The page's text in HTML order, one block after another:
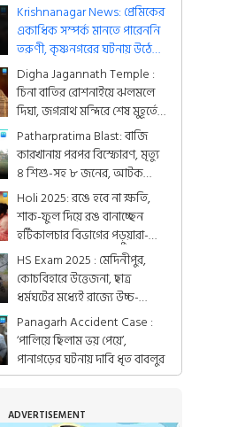
Krishnanagar News: প্রেমিকের
একাধিক সম্পর্ক মানতে পারেননি
তরুণী, কৃষ্ণনগরের ঘটনায় উঠে
আসছে কেরোসিন তত্ত্ব
Digha Jagannath Temple :
চিনা বাতির রোশনাইয়ে ঝলমলে
দিঘা, জগন্নাথ মন্দিরে শেষ মুহূর্তের
সাজসজ্জা তুঙ্গে
Patharpratima Blast: বাজি
কারখানায় পরপর বিস্ফোরণ, মৃত্যু
৪ শিশু-সহ ৮ জনের, আটক
অভিযুক্ত
Holi 2025: রঙে হবে না ক্ষতি,
শাক-ফুল দিয়ে রঙ বানাচ্ছেন
হর্টিকালচার বিভাগের পড়ুয়ারা-
গ্রামের মহিলারা
HS Exam 2025 : মেদিনীপুর,
কোচবিহারে উত্তেজনা, ছাত্র
ধর্মঘটের মধ্যেই রাজ্যে উচ্চ-
মাধ্যমিকের পরীক্ষা
Panagarh Accident Case :
‘পালিয়ে ছিলাম ভয় পেয়ে’,
পানাগড়ের ঘটনায় দাবি ধৃত বাবলুর
ADVERTISEMENT